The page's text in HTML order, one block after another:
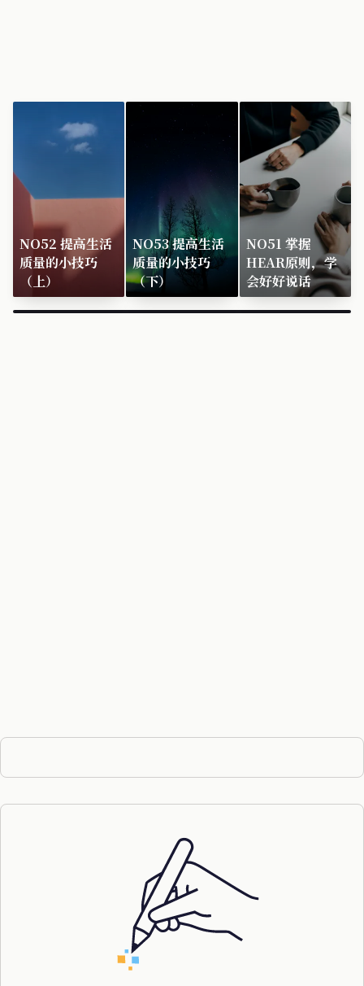
NO52 提高生活
质量的小技巧
（上）
NO53 提高生活
质量的小技巧
（下）
NO51 掌握
HEAR原则，学
会好好说话